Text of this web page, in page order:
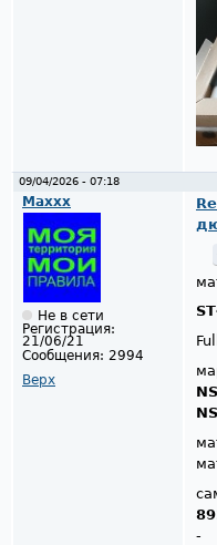
09/04/2026 - 07:18
Maxxx
Не в сети
Регистрация:
21/06/21
Сообщения: 2994
Верх
-